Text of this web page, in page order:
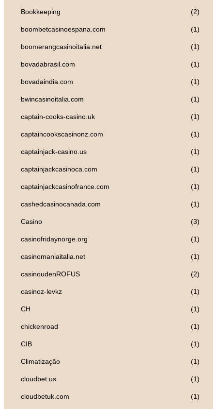
Bookkeeping (2)
boombetcasinoespana.com (1)
boomerangcasinoitalia.net (1)
bovadabrasil.com (1)
bovadaindia.com (1)
bwincasinoitalia.com (1)
captain-cooks-casino.uk (1)
captaincookscasinonz.com (1)
captainjack-casino.us (1)
captainjackcasinoca.com (1)
captainjackcasinofrance.com (1)
cashedcasinocanada.com (1)
Casino (3)
casinofridaynorge.org (1)
casinomaniaitalia.net (1)
casinoudenROFUS (2)
casinoz-levkz (1)
CH (1)
chickenroad (1)
CIB (1)
Climatização (1)
cloudbet.us (1)
cloudbetuk.com (1)